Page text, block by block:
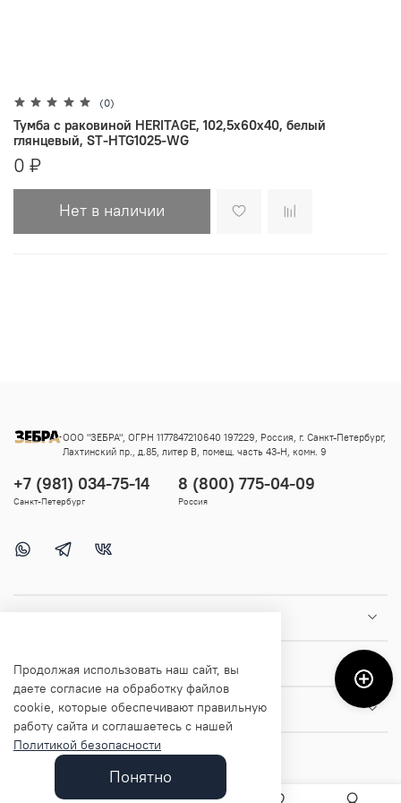
(0)
Тумба с раковиной HERITAGE, 102,5x60x40, белый
глянцевый, ST-HTG1025-WG
0 ₽
Нет в наличии
Помощь и информация
О магазине
+7 (981) 034-75-14
Санкт-Петербург
8 (800) 775-04-09
Россия
ООО "ЗЕБРА", ОГРН 1177847210640 197229, Россия, г. Санкт-Петербург,
Лахтинский пр., д.85, литер В, помещ. часть 43-Н, комн. 9
Продолжая использовать наш сайт, вы
даете согласие на обработку файлов
cookie, которые обеспечивают правильную
работу сайта и соглашаетесь с нашей
Политикой безопасности
Понятно